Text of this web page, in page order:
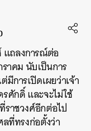
แถลงการณ์ต่อ
าคม นับเป็นการ
การเปิดเผยว่าเจ้า
ศักดิ์ และจะไม่ใช้
ราชวงศ์อีกต่อไป
ลที่ทรงก่อตั้งว่า